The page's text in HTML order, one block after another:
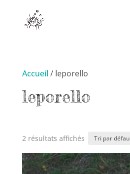
Accueil / leporello
leporello
2 résultats affichés